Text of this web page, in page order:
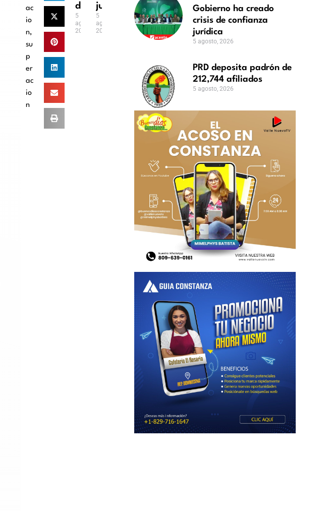
ac
io
n,
su
p
er
ac
io
n
desarrollo
5
agosto,
2026
jurídica
5
agosto,
2026
Gobierno ha creado
crisis de confianza
jurídica
5 agosto, 2026
PRD deposita padrón de
212,744 afiliados
5 agosto, 2026